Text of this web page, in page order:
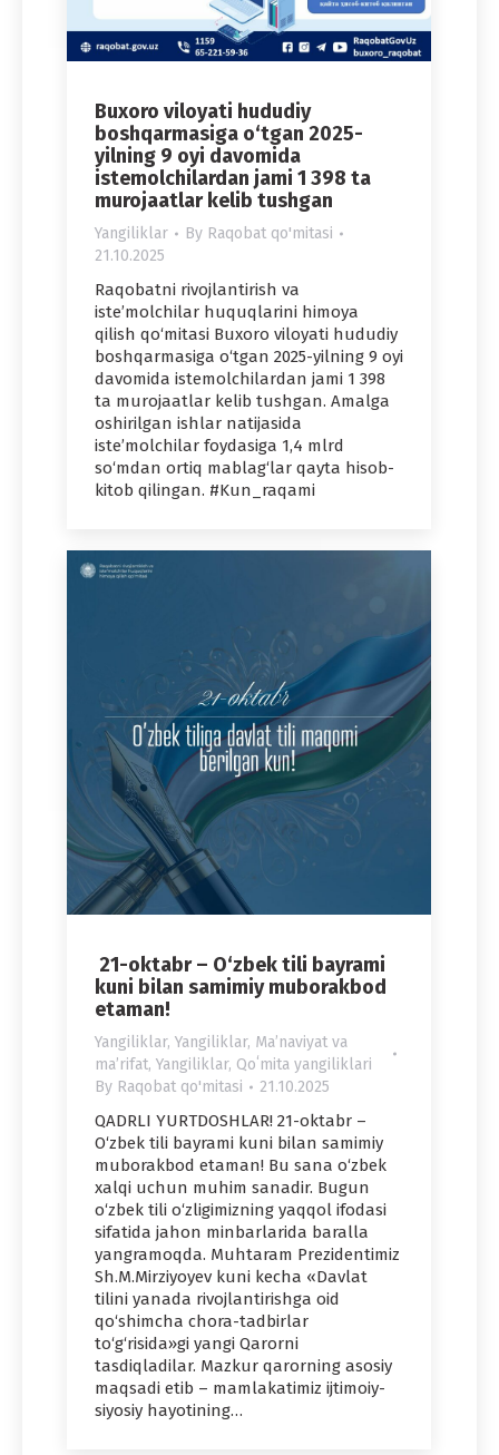
Buxoro viloyati hududiy
boshqarmasiga o‘tgan 2025-
yilning 9 oyi davomida
istemolchilardan jami 1 398 ta
murojaatlar kelib tushgan
Yangiliklar By Raqobat qo'mitasi
21.10.2025
Raqobatni rivojlantirish va
iste’molchilar huquqlarini himoya
qilish qo‘mitasi Buxoro viloyati hududiy
boshqarmasiga o‘tgan 2025-yilning 9 oyi
davomida istemolchilardan jami 1 398
ta murojaatlar kelib tushgan. Amalga
oshirilgan ishlar natijasida
iste’molchilar foydasiga 1,4 mlrd
so‘mdan ortiq mablag‘lar qayta hisob-
kitob qilingan. #Kun_raqami
21-oktabr – O‘zbek tili bayrami
kuni bilan samimiy muborakbod
etaman!
Yangiliklar, Yangiliklar, Maʼnaviyat va
maʼrifat, Yangiliklar, Qoʻmita yangiliklari
By Raqobat qo'mitasi 21.10.2025
QADRLI YURTDOSHLAR! 21-oktabr –
O‘zbek tili bayrami kuni bilan samimiy
muborakbod etaman! Bu sana o‘zbek
xalqi uchun muhim sanadir. Bugun
o‘zbek tili o‘zligimizning yaqqol ifodasi
sifatida jahon minbarlarida baralla
yangramoqda. Muhtaram Prezidentimiz
Sh.M.Mirziyoyev kuni kecha «Davlat
tilini yanada rivojlantirishga oid
qo‘shimcha chora-tadbirlar
to‘g‘risida»gi yangi Qarorni
tasdiqladilar. Mazkur qarorning asosiy
maqsadi etib – mamlakatimiz ijtimoiy-
siyosiy hayotining…